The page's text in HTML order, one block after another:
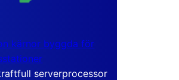
kärnor byggda för
serverprocessor